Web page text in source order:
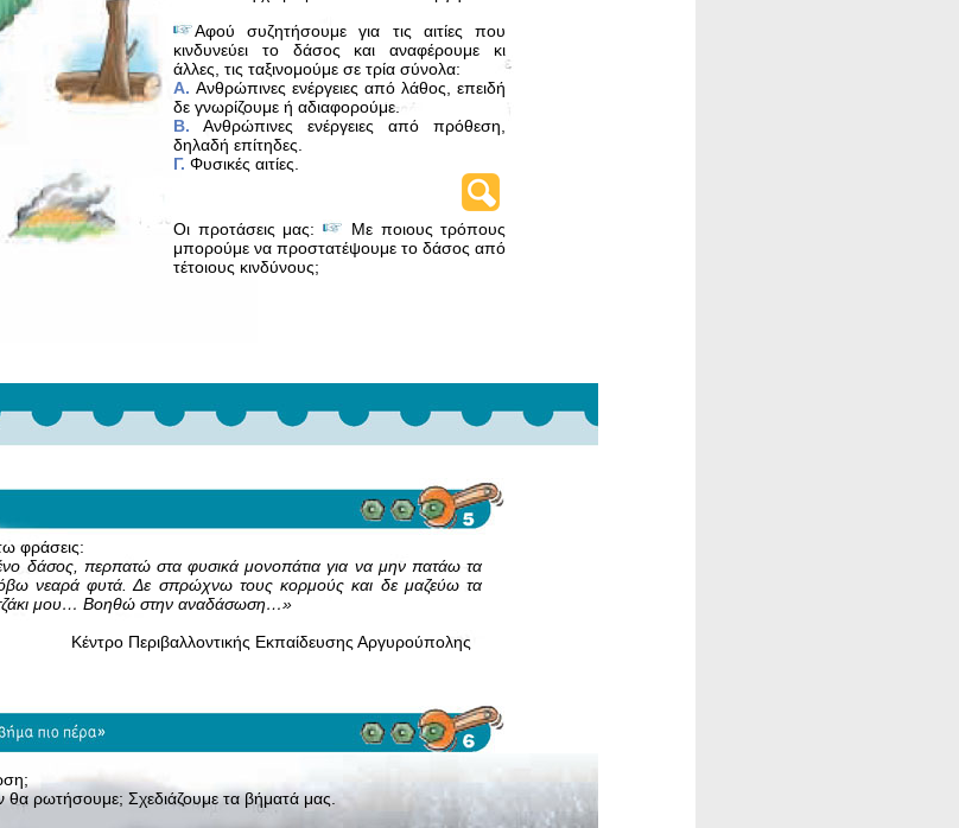
Αφού συζητήσουμε για τις αιτίες που
κινδυνεύει το δάσος και αναφέρουμε κι
άλλες, τις ταξινομού­με σε τρία σύνολα:
A. Ανθρώπινες ενέργειες από λάθος, επειδή
δε γνωρίζουμε ή αδιαφορούμε.
Β. Ανθρώπινες ενέργειες από πρόθεση,
δηλαδή επίτηδες.
Γ. Φυσικές αιτίες.
Οι προτάσεις μας:
Με ποιους τρόπους
μπορούμε να προστατέψουμε το δάσος από
τέτοιους κινδύνους;
φράσεις:
δάσος, περπατώ στα φυσικά μονοπάτια για να μην πατάω τα
νεαρά φυτά. Δε σπρώχνω τους κορμούς και δε μαζεύω τα
τζάκι μου… Βοηθώ στην αναδάσωση…»
Εκπαίδευσης Αργυρούπολης
ρωτήσουμε; Σχεδιάζουμε τα βήματά μας.